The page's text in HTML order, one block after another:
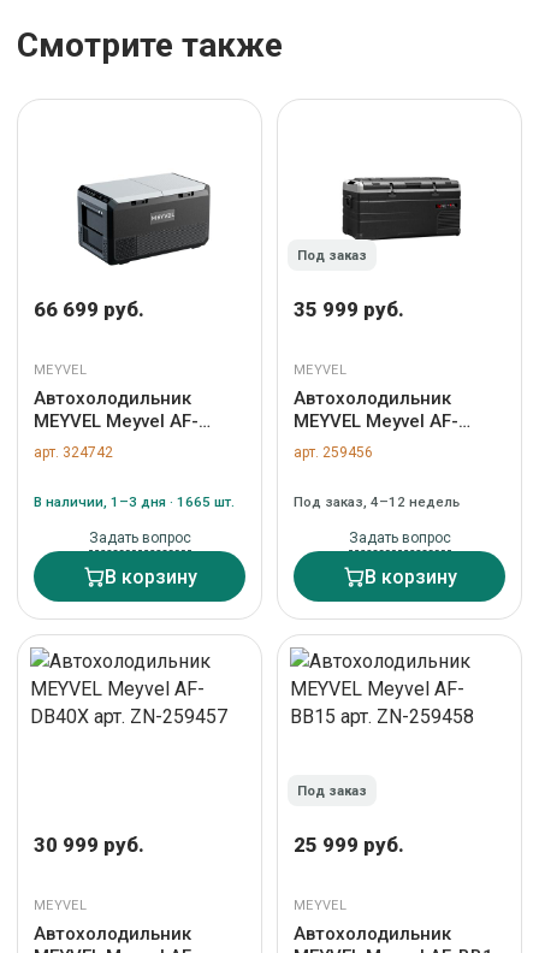
Смотрите также
66 699 руб.
MEYVEL
Автохолодильник
MEYVEL Meyvel AF-
PRO75 арт. ZN-324742
арт. 324742
В наличии, 1–3 дня · 1665 шт.
Задать вопрос
В корзину
Под заказ
35 999 руб.
MEYVEL
Автохолодильник
MEYVEL Meyvel AF-
H100DD арт. ZN-
259456
арт. 259456
Под заказ, 4–12 недель
Задать вопрос
В корзину
30 999 руб.
MEYVEL
Автохолодильник
Под заказ
25 999 руб.
MEYVEL
Автохолодильник